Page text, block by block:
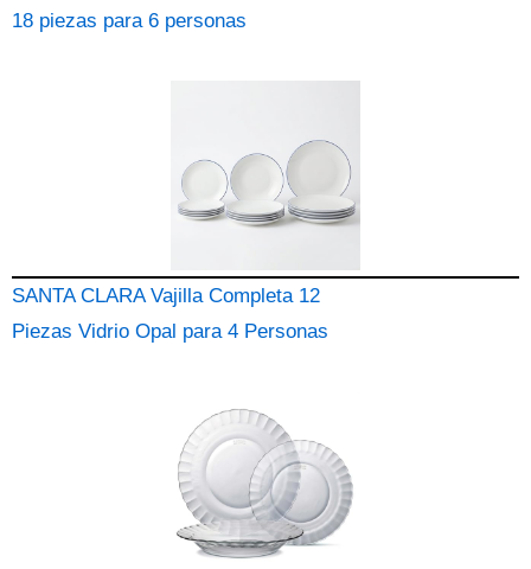
18 piezas para 6 personas
SANTA CLARA Vajilla Completa 12
Piezas Vidrio Opal para 4 Personas